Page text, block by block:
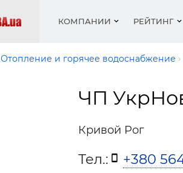
КОМПАНИИ
Котлы
РЕЙТИНГ
Работа
Котлы
Акции
Фото
Отопление и горячее водоснабжение
ЧП
Кривой Рог
Тел.: +380